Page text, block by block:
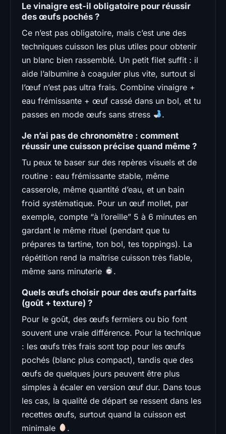
Le vinaigre est-il obligatoire pour réussir
des œufs pochés ?
Ce n’est pas obligatoire, mais c’est une des
techniques cuisson les plus utiles pour obtenir
un blanc bien rassemblé. Un petit filet suffit : il
aide l’albumine à coaguler plus vite, surtout si
l’œuf n’est pas ultra frais. Combine vinaigre +
eau frémissante + œuf cassé dans un bol, et tu
passes en mode œufs sans stress
.
Je n’ai pas de chronomètre : comment
réussir une cuisson précise quand même ?
Tu peux te baser sur des repères visuels et de
routine : eau frémissante stable, même
casserole, même quantité d’eau, et un bain
froid systématique. Pour un œuf mollet, par
exemple, compte “à l’oreille” 5 à 6 minutes en
gardant le même rituel (pendant que tu
prépares ta tartine, ton bol, tes toppings). La
répétition rend la maîtrise cuisson très fiable,
même sans minuterie
.
Quels œufs choisir pour des œufs parfaits
(goût + texture) ?
Pour le goût, des œufs fermiers ou bio font
souvent une vraie différence. Pour la technique
: les œufs très frais sont top pour les œufs
pochés (blanc plus compact), tandis que des
œufs de quelques jours peuvent être plus
simples à écaler en version œuf dur. Dans tous
les cas, la qualité de départ se ressent dans les
recettes œufs, surtout quand la cuisson est
minimale
.